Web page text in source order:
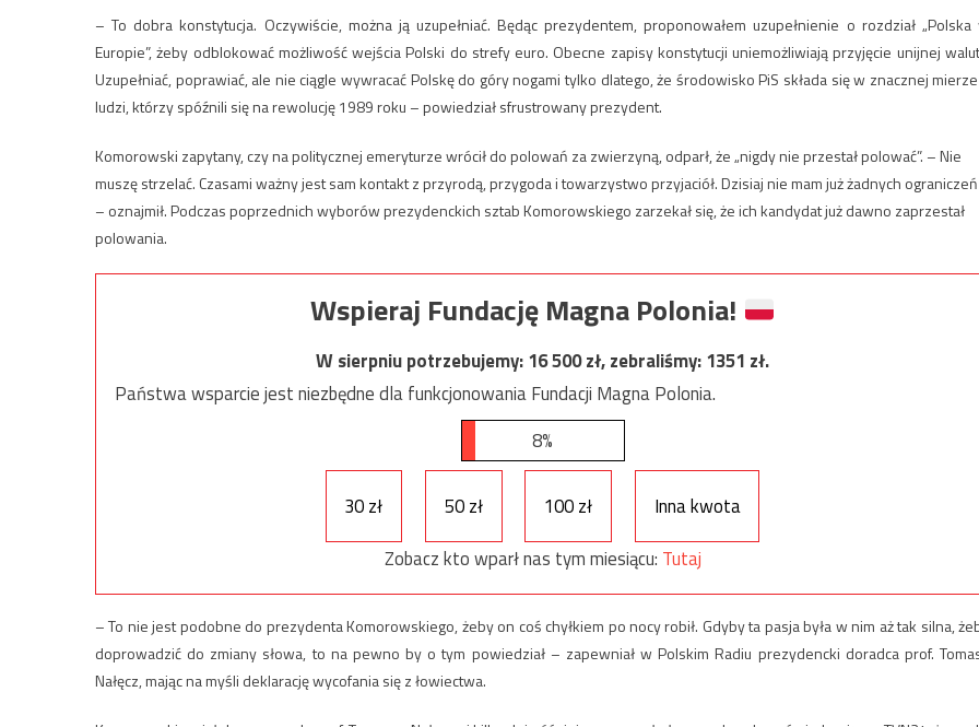
– To dobra konstytucja. Oczywiście, można ją uzupełniać. Będąc prezydentem, proponowałem uzupełnienie o rozdział „Polska
Europie”, żeby odblokować możliwość wejścia Polski do strefy euro. Obecne zapisy konstytucji uniemożliwiają przyjęcie unijnej
Uzupełniać, poprawiać, ale nie ciągle wywracać Polskę do góry nogami tylko dlatego, że środowisko PiS składa się w znacznej
ludzi, którzy spóźnili się na rewolucję 1989 roku – powiedział sfrustrowany prezydent.
Komorowski zapytany, czy na politycznej emeryturze wrócił do polowań za zwierzyną, odparł, że „nigdy nie przestał polować”. – Nie
muszę strzelać. Czasami ważny jest sam kontakt z przyrodą, przygoda i towarzystwo przyjaciół. Dzisiaj nie mam już żadnych ograniczeń
– oznajmił. Podczas poprzednich wyborów prezydenckich sztab Komorowskiego zarzekał się, że ich kandydat już dawno zaprzestał
polowania.
Wspieraj Fundację Magna Polonia!
W sierpniu potrzebujemy:16 500zł, zebraliśmy:1351 zł.
Państwa wsparcie jest niezbędne dla funkcjonowania Fundacji Magna Polonia.
8%
30 zł 50 zł 100 zł
Inna kwota
Zobacz kto wparł nas tym miesiącu: Tutaj
– To nie jest podobne do prezydenta Komorowskiego, żeby on coś chyłkiem po nocy robił. Gdyby ta pasja była w nim aż tak silna,
doprowadzić do zmiany słowa, to na pewno by o tym powiedział – zapewniał w Polskim Radiu prezydencki doradca prof.
Nałęcz, mając na myśli deklarację wycofania się z łowiectwa.